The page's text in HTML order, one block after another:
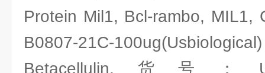
Protein Mil1, Bcl-rambo, MIL1,
B0807-21C-100ug(Usbiological)
Betacellulin,货号：